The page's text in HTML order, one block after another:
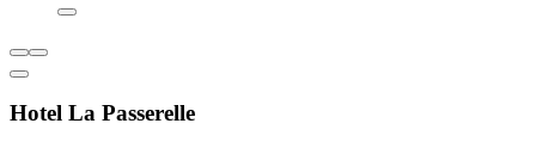
Hotel La Passerelle